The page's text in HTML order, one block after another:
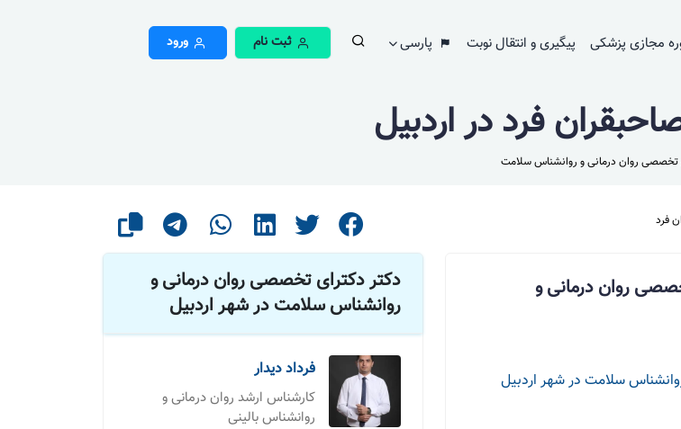
مجازی پزشکی پیگیری و انتقال نوبت پارسی ثبت نام ورود
فرد در اردبیل
تخصصی روان درمانی و روانشناس سلامت
فرد
روان درمانی و
سلامت در شهر اردبیل
دکتر دکترای تخصصی روان درمانی و
روانشناس سلامت در شهر اردبیل
فرداد دیدار
کارشناس ارشد روان درمانی و
روانشناس بالینی